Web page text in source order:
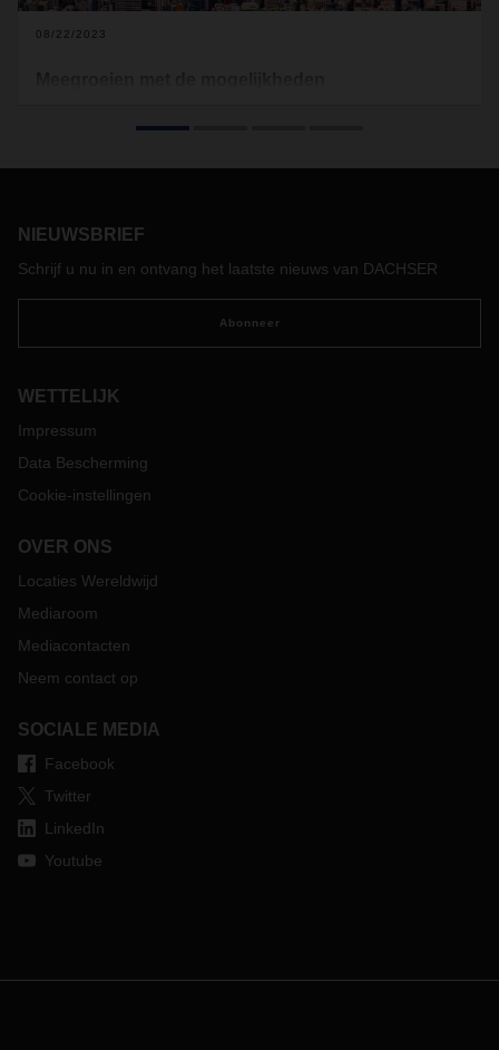
08/22/2023
NIEUWSBRIEF
Schrijf u nu in en ontvang het laatste nieuws van DACHSER
Abonneer
WETTELIJK
Impressum
Data Bescherming
Cookie-instellingen
OVER ONS
Locaties Wereldwijd
Mediaroom
Mediacontacten
Neem contact op
SOCIALE MEDIA
Facebook
Twitter
LinkedIn
Youtube